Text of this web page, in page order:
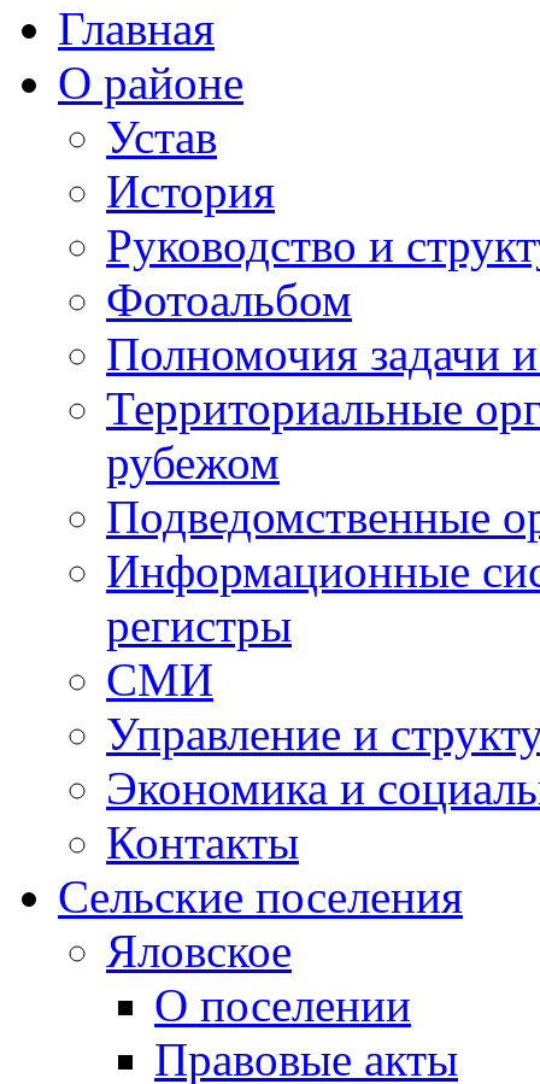
Главная
О районе
Устав
История
Руководство и
Фотоальбом
Полномочия задачи
Территориальные
рубежом
Подведомственные
Информационные
регистры
СМИ
Управление и
Экономика и
Контакты
Сельские поселения
Яловское
О поселении
Правовые акты